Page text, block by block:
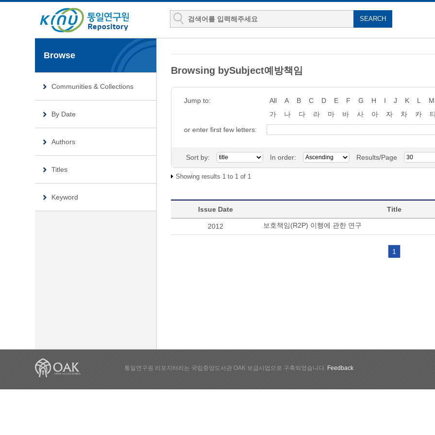
Browse
Communities & Collections
By Date
Authors
Titles
Keyword
Browsing bySubject예방책임
Jump to: All A B C D E F G H I J K L M
가
나 다 라 마 바 사 아 자 차 카
or enter first few letters:
Sort by: In order: Results/Page
Showing results 1 to 1 of 1
Issue Date Title
2012 보호책임(R2P) 이행에 관한 연구
1
통일연구원 리포지터리는 국립중앙도서관 OAK 보급사업으로 구축되었습니다. Feedback